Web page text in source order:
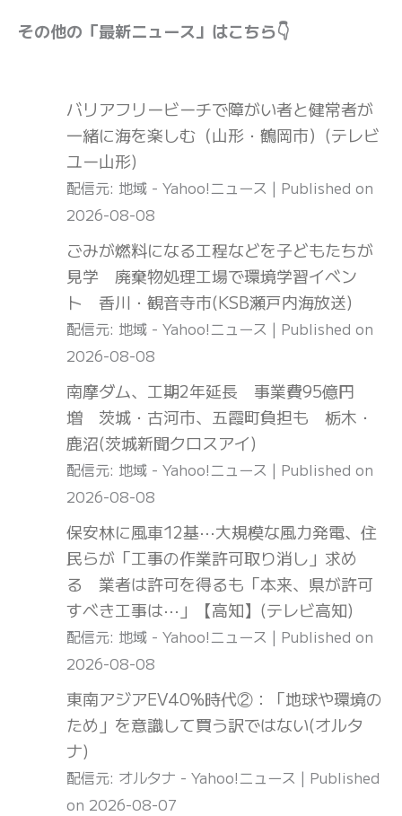
その他の「最新ニュース」はこちら👇
バリアフリービーチで障がい者と健常者が
一緒に海を楽しむ（山形・鶴岡市）(テレビ
ユー山形)
配信元: 地域 - Yahoo!ニュース
Published on
2026-08-08
ごみが燃料になる工程などを子どもたちが
見学 廃棄物処理工場で環境学習イベン
ト 香川・観音寺市(KSB瀬戸内海放送)
配信元: 地域 - Yahoo!ニュース
Published on
2026-08-08
南摩ダム、工期2年延長 事業費95億円
増 茨城・古河市、五霞町負担も 栃木・
鹿沼(茨城新聞クロスアイ)
配信元: 地域 - Yahoo!ニュース
Published on
2026-08-08
保安林に風車12基⋯大規模な風力発電、住
民らが「工事の作業許可取り消し」求め
る 業者は許可を得るも「本来、県が許可
すべき工事は⋯」【高知】(テレビ高知)
配信元: 地域 - Yahoo!ニュース
Published on
2026-08-08
東南アジアEV40%時代②：「地球や環境の
ため」を意識して買う訳ではない(オルタ
ナ)
配信元: オルタナ - Yahoo!ニュース
Published
on 2026-08-07